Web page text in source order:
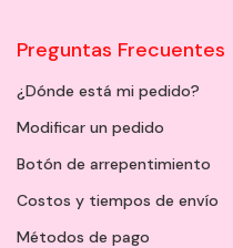
Preguntas Frecuentes
¿Dónde está mi pedido?
Modificar un pedido
Botón de arrepentimiento
Costos y tiempos de envío
Métodos de pago